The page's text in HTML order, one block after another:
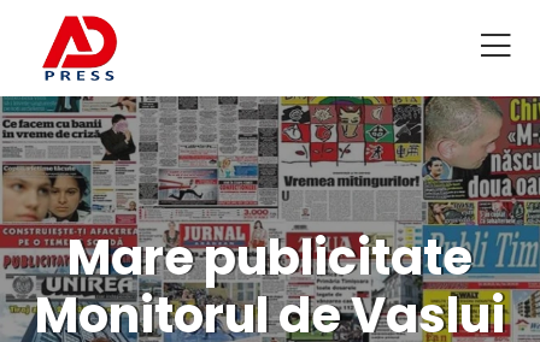
Mare publicitate
Monitorul de Vaslui